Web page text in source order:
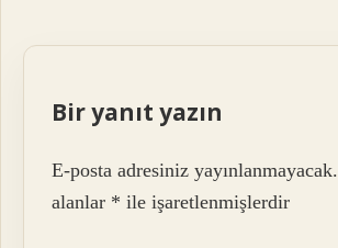
Bir yanıt yazın
E-posta adresiniz yayınlanmayacak.
alanlar * ile işaretlenmişlerdir